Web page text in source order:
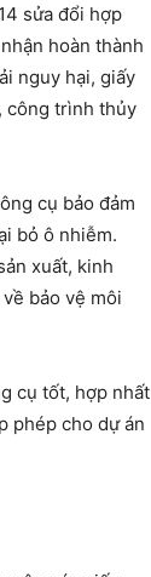
sửa đổi hợp
hoàn thành
nguy hại, giấy
công trình thủy
cụ bảo đảm
bỏ ô nhiễm.
xuất, kinh
bảo vệ môi
cụ tốt, hợp nhất
phép cho dự án